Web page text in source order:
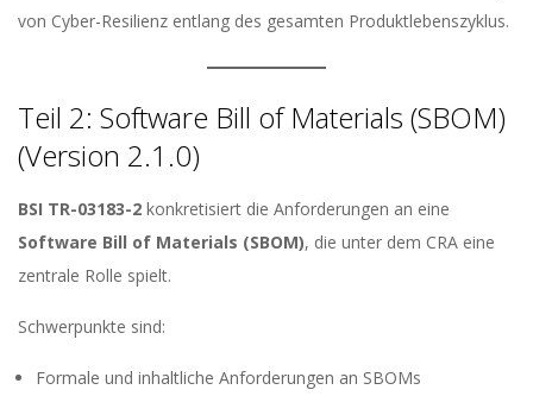
von Cyber-Resilienz entlang des gesamten Produktlebenszyklus.
Teil 2: Software Bill of Materials (SBOM)
(Version 2.1.0)
BSI TR-03183-2 konkretisiert die Anforderungen an eine
Software Bill of Materials (SBOM), die unter dem CRA eine
zentrale Rolle spielt.
Schwerpunkte sind:
Formale und inhaltliche Anforderungen an SBOMs